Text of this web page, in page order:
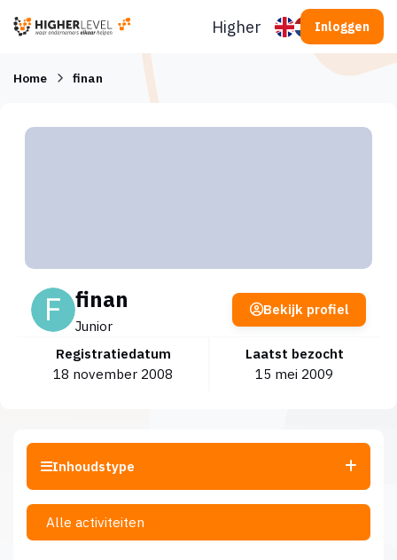
Higherlevel Inloggen
Home finan
finan
Junior
Registratiedatum
18 november 2008
Laatst bezocht
15 mei 2009
Bekijk profiel
Inhoudstype
Alle activiteiten